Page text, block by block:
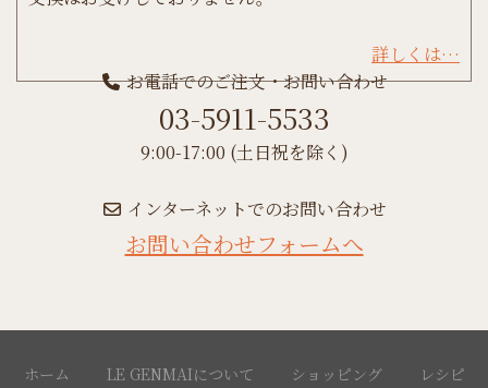
詳しくは…
お電話でのご注文・お問い合わせ
03-5911-5533
9:00-17:00 (土日祝を除く)
インターネットでのお問い合わせ
お問い合わせフォームへ
ホーム LE GENMAIについて ショッピング レシピ